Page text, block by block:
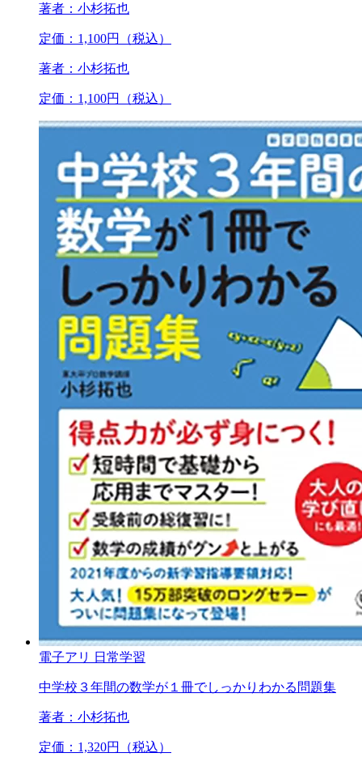
著者：小杉拓也
定価：1,100円（税込）
著者：小杉拓也
定価：1,100円（税込）
電子アリ 日常学習
中学校３年間の数学が１冊でしっかりわかる問題集
著者：小杉拓也
定価：1,320円（税込）